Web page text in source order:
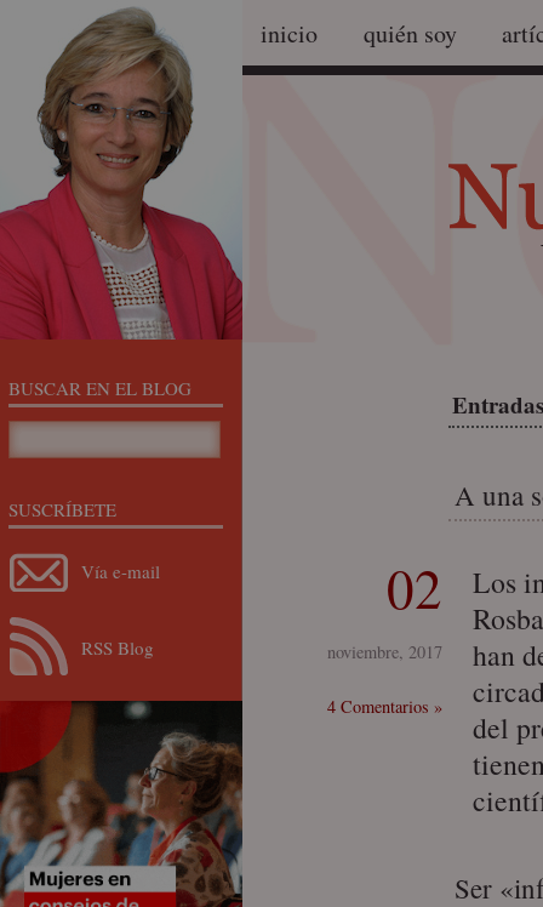
inicio quién soy
A una
02
noviembre, 2017
4 Comentarios »
Los
han
del
Ser
BUSCAR EN EL BLOG
SUSCRÍBETE
Vía e-mail
RSS Blog